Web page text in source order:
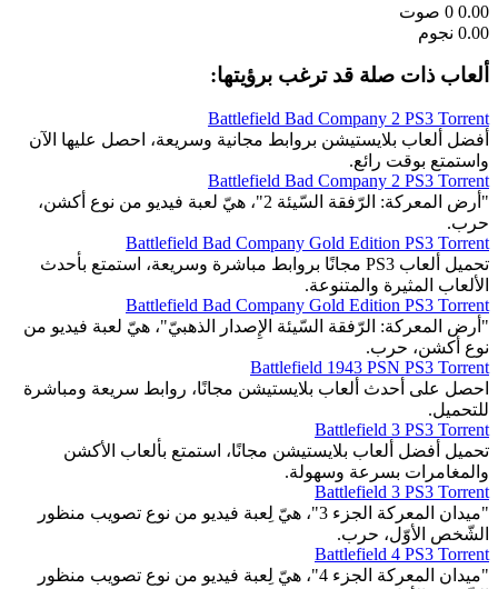
0.00
0 صوت
0.00 نجوم
ألعاب ذات صلة قد ترغب برؤيتها:
Battlefield Bad Company 2 PS3 Torrent
أفضل ألعاب بلايستيشن بروابط مجانية وسريعة، احصل عليها الآن
واستمتع بوقت رائع.
Battlefield Bad Company 2 PS3 Torrent
"أرض المعركة: الرّفقة السّيئة 2"، هيّ لعبة فيديو من نوع أكشن،
حرب.
Battlefield Bad Company Gold Edition PS3 Torrent
تحميل ألعاب PS3 مجانًا بروابط مباشرة وسريعة، استمتع بأحدث
الألعاب المثيرة والمتنوعة.
Battlefield Bad Company Gold Edition PS3 Torrent
"أرض المعركة: الرّفقة السّيئة الإِصدار الذهبيّ"، هيّ لعبة فيديو من
نوع أكشن، حرب.
Battlefield 1943 PSN PS3 Torrent
احصل على أحدث ألعاب بلايستيشن مجانًا، روابط سريعة ومباشرة
للتحميل.
Battlefield 3 PS3 Torrent
تحميل أفضل ألعاب بلايستيشن مجانًا، استمتع بألعاب الأكشن
والمغامرات بسرعة وسهولة.
Battlefield 3 PS3 Torrent
"ميدان المعركة الجزء 3"، هيّ لِعبة فيديو من نوع تصويب منظور
الشّخص الأوّل، حرب.
Battlefield 4 PS3 Torrent
"ميدان المعركة الجزء 4"، هيّ لِعبة فيديو من نوع تصويب منظور